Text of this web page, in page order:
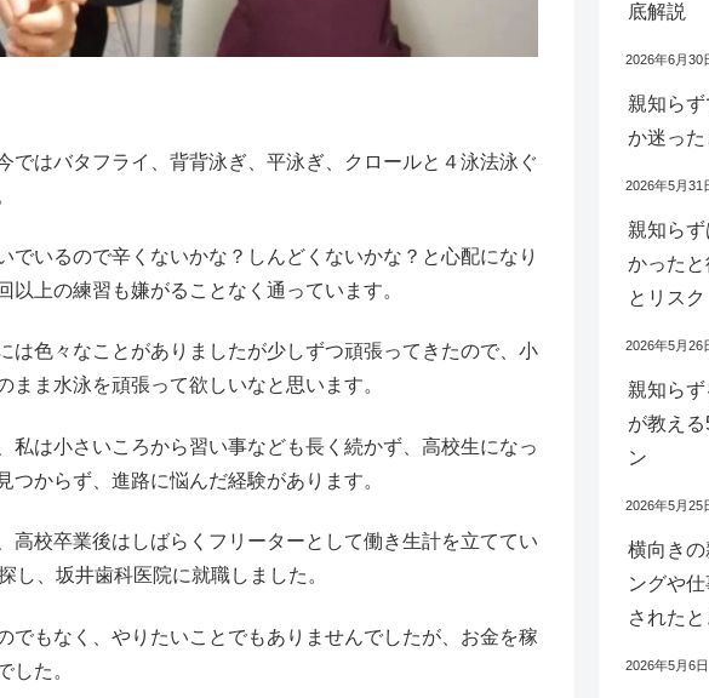
はバタフライ、背背泳ぎ、平泳ぎ、クロールと４泳法泳ぐ
いるので辛くないかな？しんどくないかな？と心配になり
上の練習も嫌がることなく通っています。
は色々なことがありましたが少しずつ頑張ってきたので、小
ま水泳を頑張って欲しいなと思います。
は小さいころから習い事なども長く続かず、高校生になっ
からず、進路に悩んだ経験があります。
校卒業後はしばらくフリーターとして働き生計を立ててい
し、坂井歯科医院に就職しました。
もなく、やりたいことでもありませんでしたが、お金を稼
した。
底解説
2026年6月30
親知ら
か迷っ
2026年5月31
親知ら
かった
とリスク
2026年5月26
親知ら
が教え
ン
2026年5月25
横向きの
ングや
された
2026年5月6日